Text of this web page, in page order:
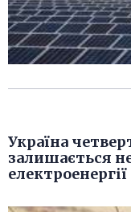
Україна
залишається
електроенергії